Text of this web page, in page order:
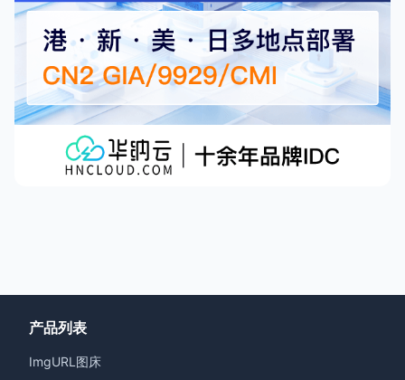
产品列表
ImgURL图床